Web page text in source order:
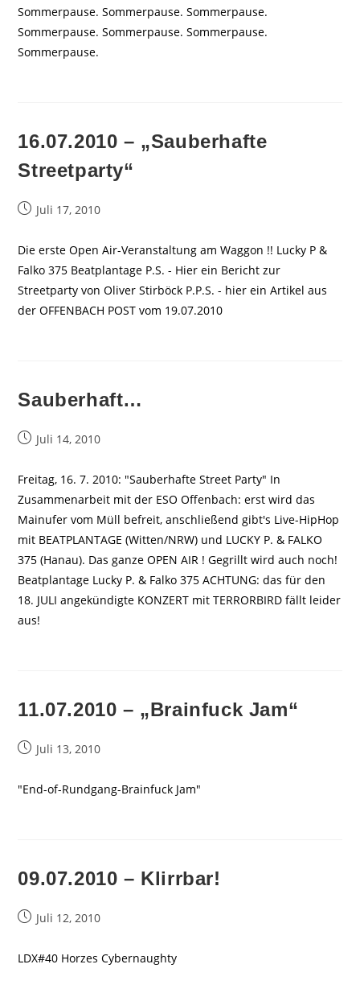
Sommerpause. Sommerpause. Sommerpause.
Sommerpause. Sommerpause. Sommerpause.
Sommerpause.
16.07.2010 – „Sauberhafte
Streetparty“
BeitragJuli 17, 2010
Die erste Open Air-Veranstaltung am Waggon !! Lucky P &
Falko 375 Beatplantage P.S. - Hier ein Bericht zur
Streetparty von Oliver Stirböck P.P.S. - hier ein Artikel aus
der OFFENBACH POST vom 19.07.2010
Sauberhaft…
BeitragJuli 14, 2010
Freitag, 16. 7. 2010: "Sauberhafte Street Party" In
Zusammenarbeit mit der ESO Offenbach: erst wird das
Mainufer vom Müll befreit, anschließend gibt's Live-HipHop
mit BEATPLANTAGE (Witten/NRW) und LUCKY P. & FALKO
375 (Hanau). Das ganze OPEN AIR ! Gegrillt wird auch noch!
Beatplantage Lucky P. & Falko 375 ACHTUNG: das für den
18. JULI angekündigte KONZERT mit TERRORBIRD fällt leider
aus!
11.07.2010 – „Brainfuck Jam“
BeitragJuli 13, 2010
"End-of-Rundgang-Brainfuck Jam"
09.07.2010 – Klirrbar!
BeitragJuli 12, 2010
LDX#40 Horzes Cybernaughty